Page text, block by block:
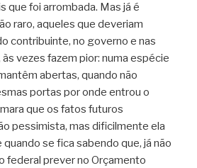
que foi arrombada. Mas já é
raro, aqueles que deveriam
contribuinte, no governo e nas
vezes fazem pior: numa espécie
abertas, quando não
portas por onde entrou o
que os fatos futuros
pessimista, mas dificilmente ela
se fica sabendo que, já não
federal prever no Orçamento